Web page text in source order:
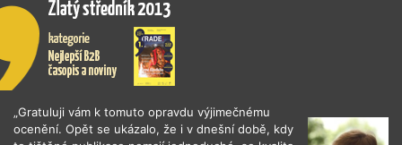
„Gratuluji vám k tomuto opravdu výjimečnému
ocenění. Opět se ukázalo, že i v dnešní době, kdy